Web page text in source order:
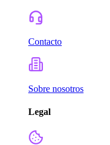
Contacto
Sobre nosotros
Legal